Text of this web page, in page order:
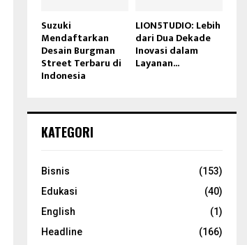
Suzuki
Mendaftarkan
Desain Burgman
Street Terbaru di
Indonesia
LION5TUDIO: Lebih
dari Dua Dekade
Inovasi dalam
Layanan...
KATEGORI
Bisnis
(153)
Edukasi
(40)
English
(1)
Headline
(166)